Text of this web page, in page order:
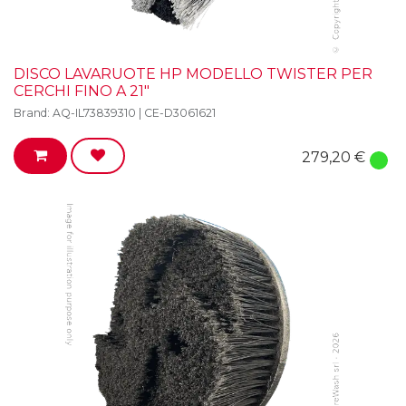
DISCO LAVARUOTE HP MODELLO TWISTER PER
CERCHI FINO A 21"
Brand: AQ-IL73839310 | CE-D3061621
279,20 €